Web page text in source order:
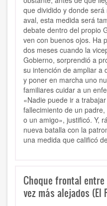
que dividido y donde
aval, esta medida será
debate dentro del propio
ven con buenos ojos. Ha
dos meses cuando la
Gobierno, sorprendió a
su intención de ampliar a
y poner en marcha uno
familiares cuidar a un
«Nadie puede ir a
fallecimiento de un
o un amigo», justificó. Y,
nueva batalla con la
una medida que calificó
Choque frontal entre
vez más alejados (El